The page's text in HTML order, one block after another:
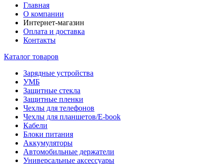
Главная
О компании
Интернет-магазин
Оплата и доставка
Контакты
Каталог товаров
Зарядные устройства
УМБ
Защитные стекла
Защитные пленки
Чехлы для телефонов
Чехлы для планшетов/E-book
Кабели
Блоки питания
Аккумуляторы
Автомобильные держатели
Универсальные аксессуары